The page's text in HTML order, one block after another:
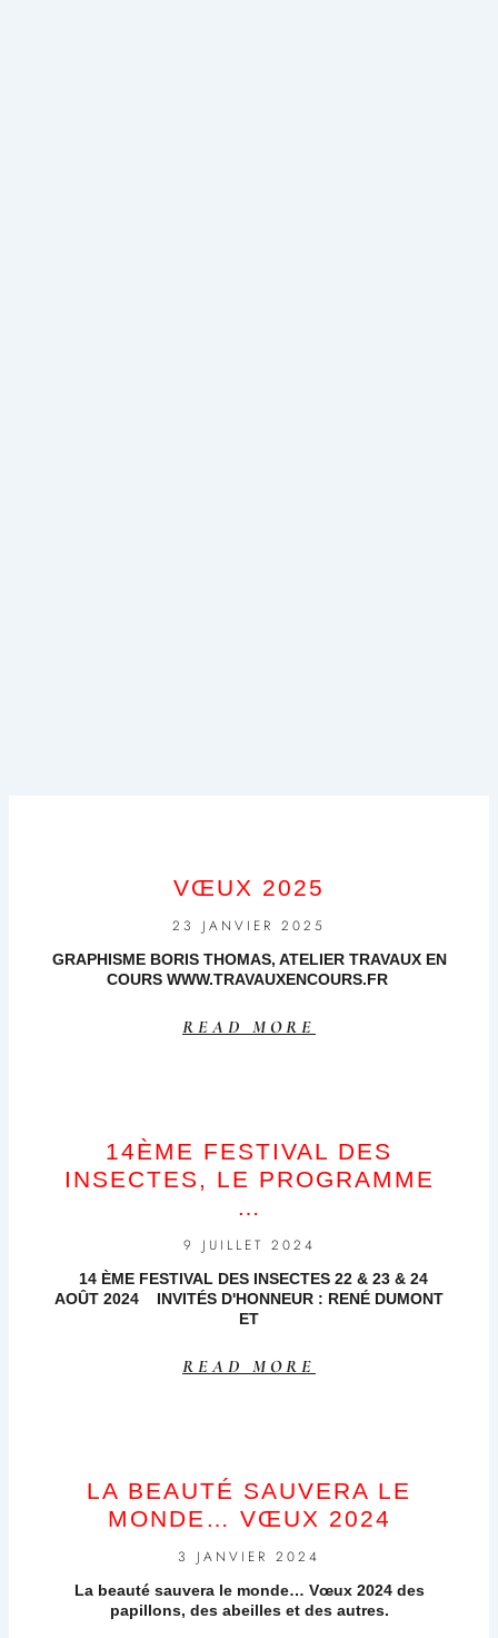
VŒUX 2025
23 JANVIER 2025
GRAPHISME BORIS THOMAS, ATELIER TRAVAUX EN
COURS WWW.TRAVAUXENCOURS.FR
READ MORE
14ÈME FESTIVAL DES
INSECTES, LE PROGRAMME
…
9 JUILLET 2024
14 ÈME FESTIVAL DES INSECTES 22 & 23 & 24
AOÛT 2024 INVITÉS D'HONNEUR : RENÉ DUMONT
ET
READ MORE
LA BEAUTÉ SAUVERA LE
MONDE… VŒUX 2024
3 JANVIER 2024
La beauté sauvera le monde… Vœux 2024 des
papillons, des abeilles et des autres.